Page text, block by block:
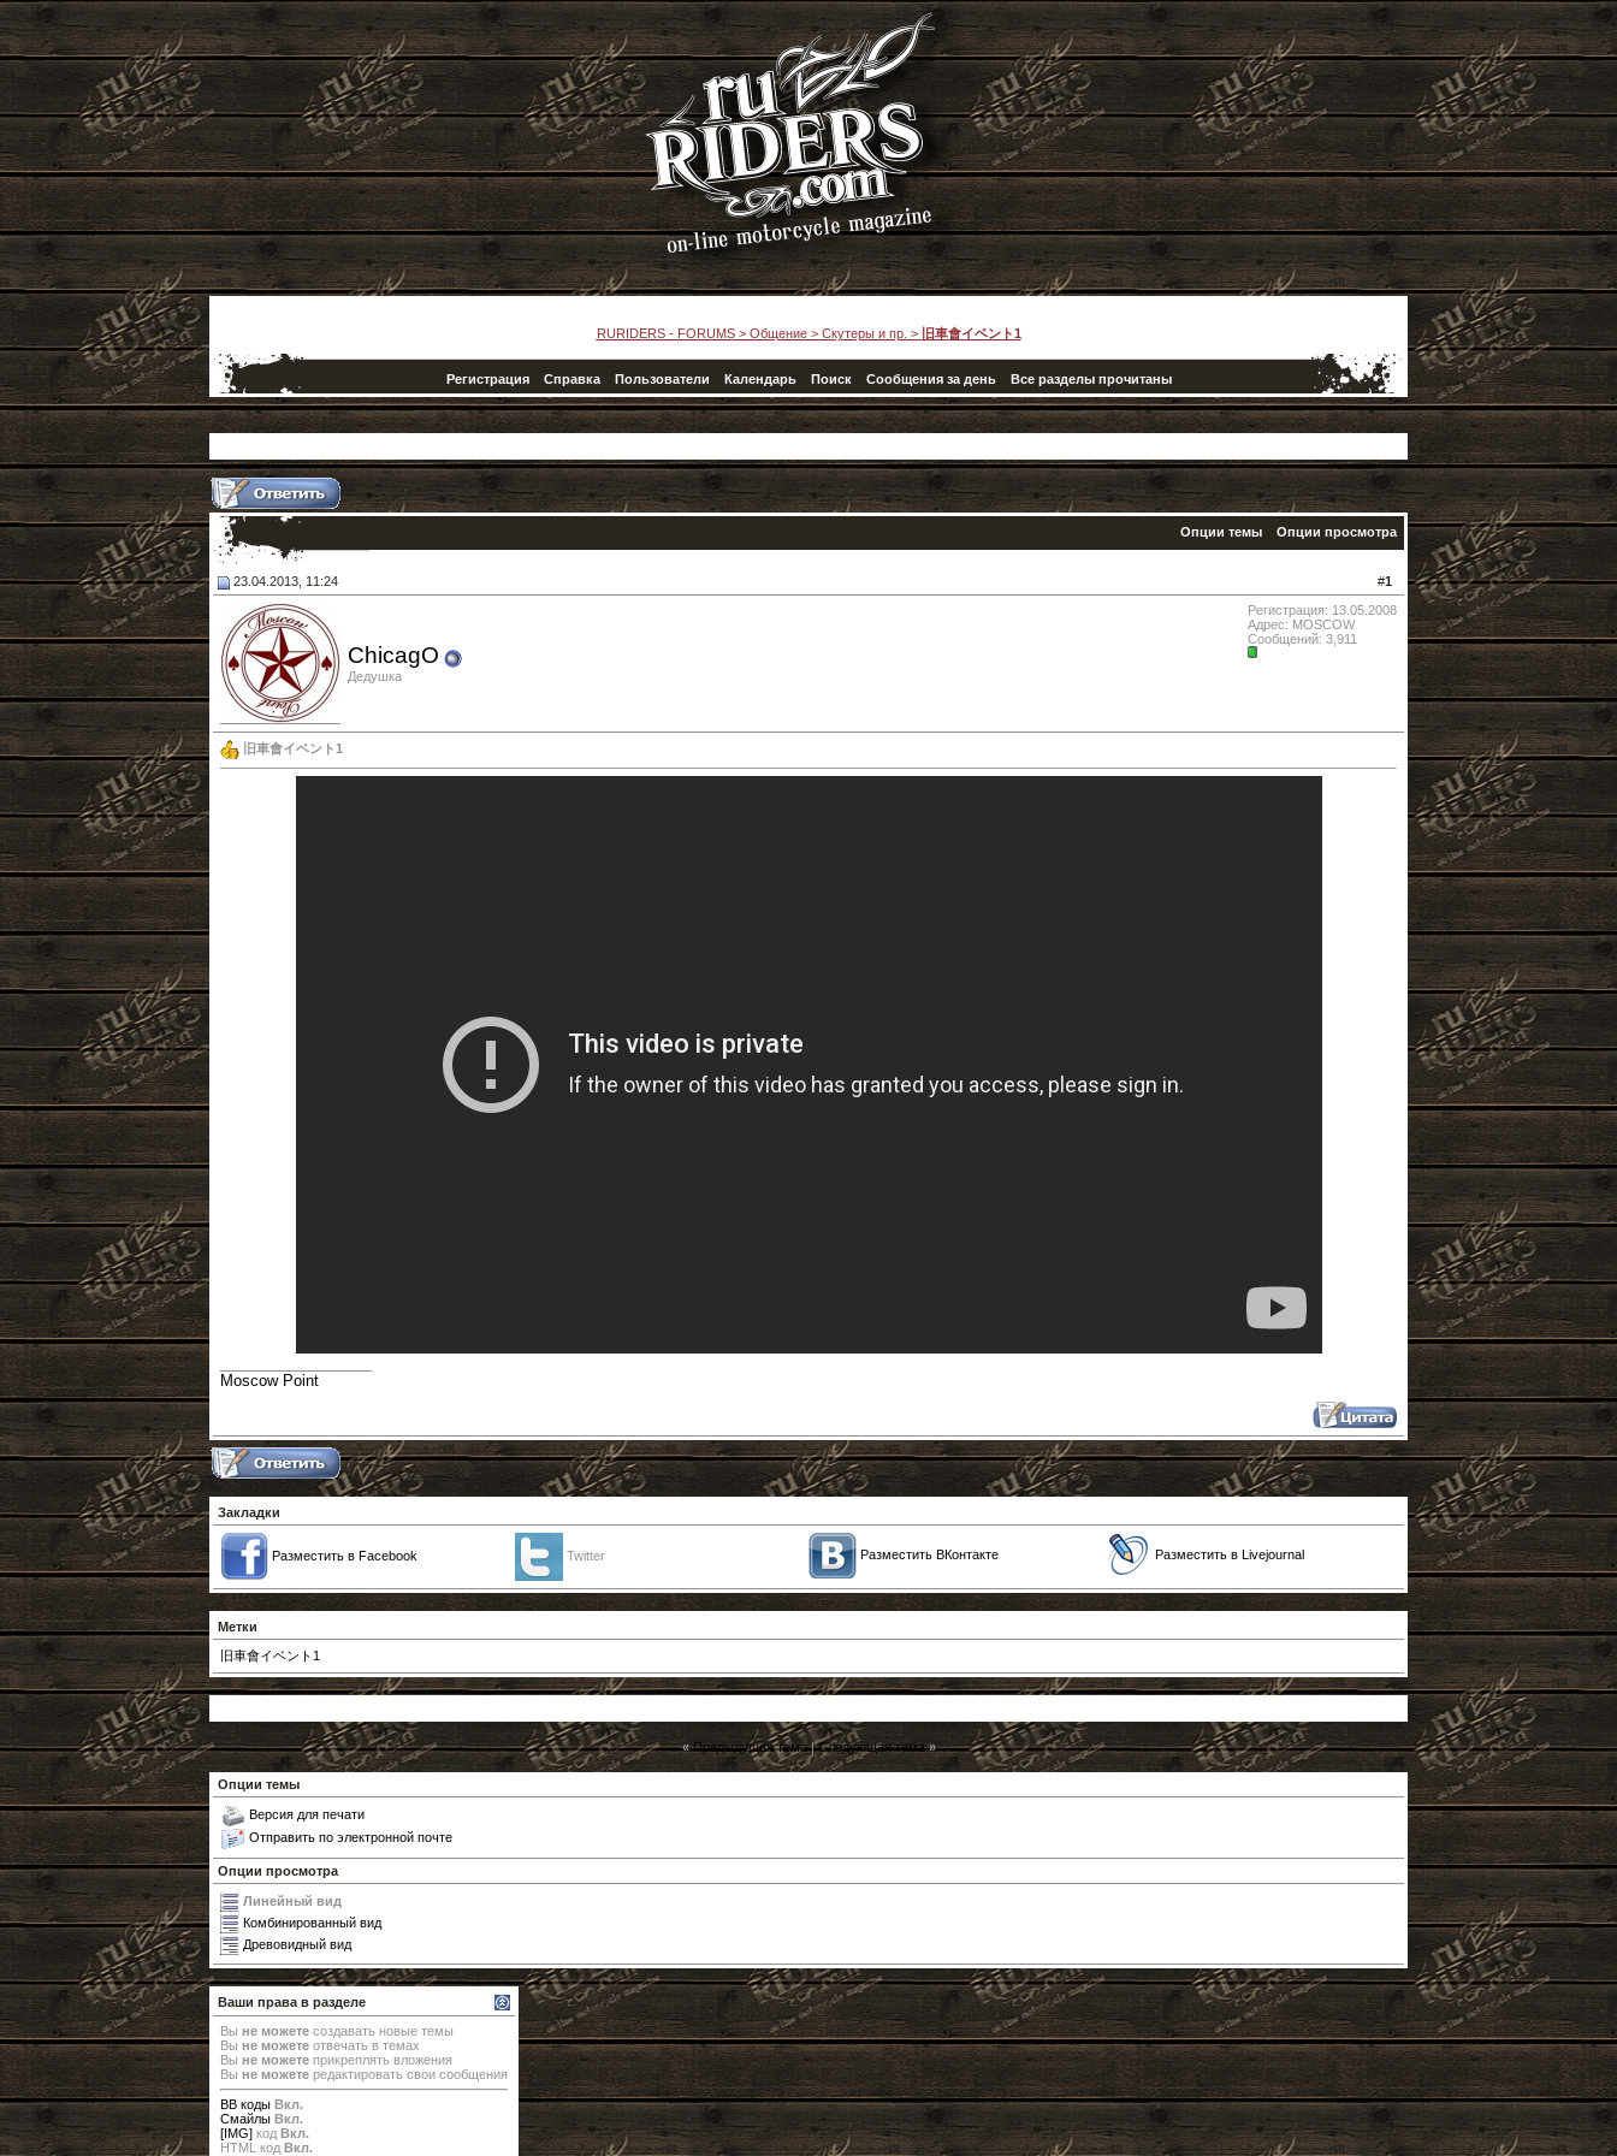
RURIDERS - FORUMS > Общение > Скутеры и пр. > 旧車會イベント1
Регистрация Справка Пользователи Календарь Поиск Сообщения за день Все разделы прочитаны
Опции темы Опции просмотра
#1
23.04.2013, 11:24
ChicagO
Дедушка
Регистрация: 13.05.2008
Адрес: MOSCOW
Сообщений: 3,911
旧車會イベント1
Moscow Point
Закладки
Разместить в Facebook Twitter Разместить ВКонтакте Разместить в Livejournal
Метки
旧車會イベント1
« Предыдущая тема|Следующая тема »
Опции темы
Версия для печати
Отправить по электронной почте
Опции просмотра
Линейный вид
Комбинированный вид
Древовидный вид
Ваши права в разделе
Вы не можете создавать новые темы
Вы не можете отвечать в темах
Вы не можете прикреплять вложения
Вы не можете редактировать свои сообщения
BB коды Вкл.
Смайлы Вкл.
[IMG] код Вкл.
HTML код Вкл.